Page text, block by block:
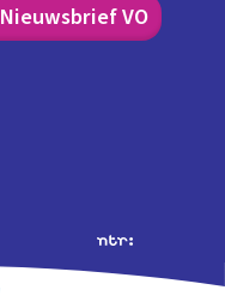
Nieuwsbrief VO